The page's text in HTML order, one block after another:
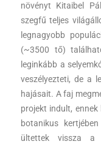
növényt Kitaibel
szegfű teljes
legnagyobb
(~3500 tő)
leginkább a
veszélyezteti, de a
hajásait. A faj
projekt indult, ennek
botanikus
ültettek vissza a